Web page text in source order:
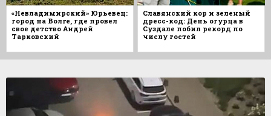
«Невладимирский» Юрьевец:
город на Волге, где провел
свое детство Андрей
Тарковский
Славянский кор и зеленый
дресс-код: День огурца в
Суздале побил рекорд по
числу гостей